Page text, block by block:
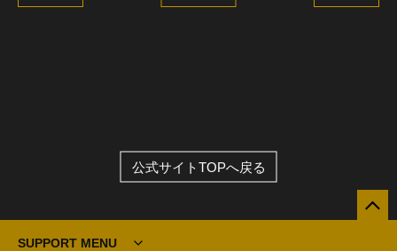
公式サイトTOPへ戻る
SUPPORT MENU